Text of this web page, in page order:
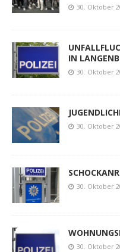
30. Oktober
IN
30. Oktober
30. Oktober
30. Oktober
30. Oktober